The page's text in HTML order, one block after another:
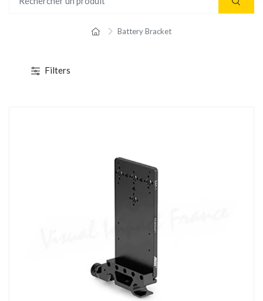
Battery Bracket
Filters